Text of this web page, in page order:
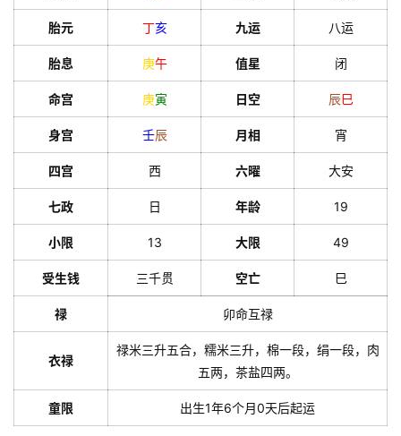
胎元 丁亥 九运 八运
胎息 庚午 值星 闭
命宫 庚寅 日空 辰巳
身宫 壬辰 月相 宵
四宫 西 六曜 大安
七政 日 年龄 19
小限 13 大限 49
受生钱 三千贯 空亡 巳
禄 卯命互禄
衣禄
禄米三升五合，糯米三升，棉一段，绢一段，肉
五两，茶盐四两。
童限 出生1年6个月0天后起运